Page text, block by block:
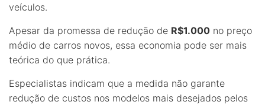
veículos.
Apesar da promessa de redução de R$1.000 no preço
médio de carros novos, essa economia pode ser mais
teórica do que prática.
Especialistas indicam que a medida não garante
redução de custos nos modelos mais desejados pelos